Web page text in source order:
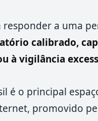
responder a uma
calibrado,
à vigilância
é o principal
promovido